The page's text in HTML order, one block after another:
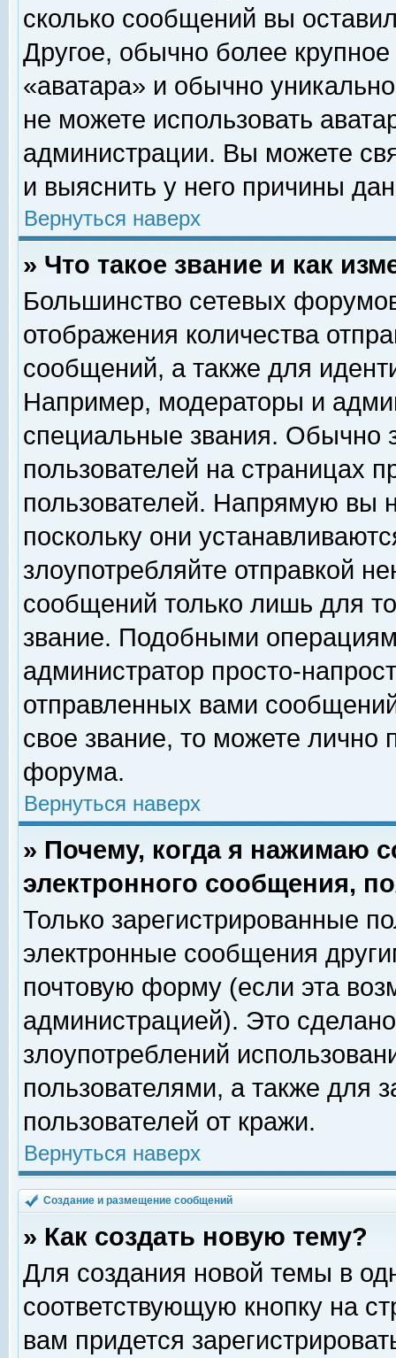
сколько сообщений вы
Другое, обычно более
«аватара» и обычно
не можете использовать
администрации. Вы можете
и выяснить у него причины
Вернуться наверх
» Что такое звание и как
Большинство сетевых
отображения количества
сообщений, а также для
Например, модераторы и
специальные звания. Обычно
пользователей на страницах
пользователей. Напрямую вы
поскольку они
злоупотребляйте отправкой
сообщений только лишь для
звание. Подобными
администратор просто-
отправленных вами
свое звание, то можете лично
форума.
Вернуться наверх
» Почему, когда я нажимаю
электронного сообщения,
Только зарегистрированные
электронные сообщения
почтовую форму (если эта
администрацией). Это
злоупотреблений
пользователями, а также для
пользователей от кражи.
Вернуться наверх
Создание и размещение сообщений
» Как создать новую тему?
Для создания новой темы в
соответствующую кнопку на
вам придется